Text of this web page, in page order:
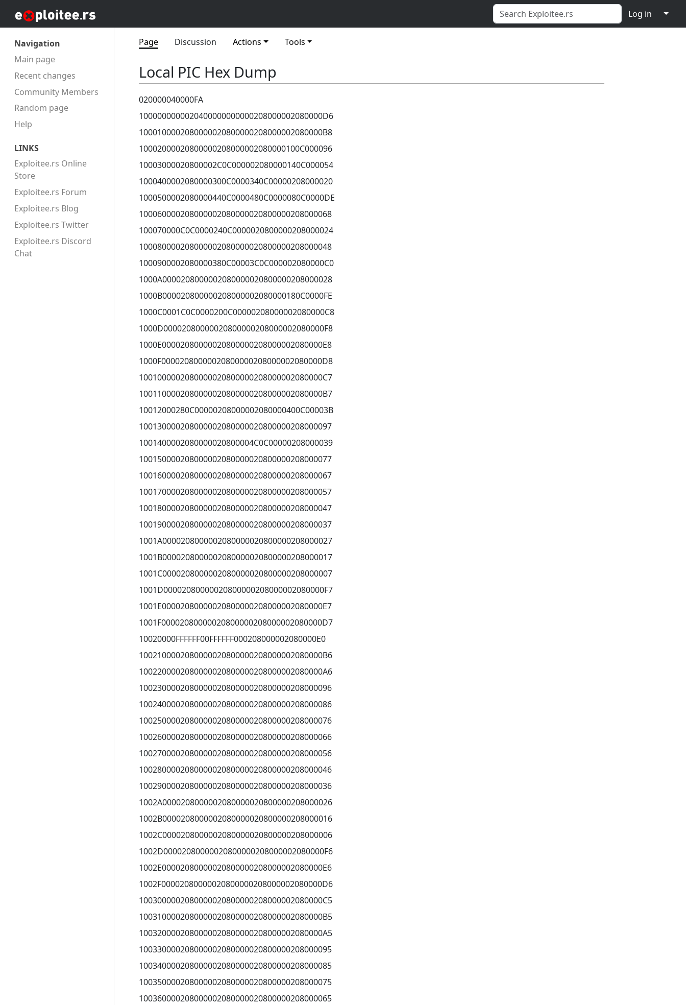
Log in ↓
Navigation
Main page
Recent changes
Community Members
Random page
Help
LINKS
Exploitee.rs Online
Store
Exploitee.rs Forum
Exploitee.rs Blog
Exploitee.rs Twitter
Exploitee.rs Discord
Chat
Page Discussion Actions Tools
Local PIC Hex Dump
020000040000FA
1000000000020400000000000208000002080000D6
1000100002080000020800000208000002080000B8
10002000020800000208000002080000100C000096
10003000020800002C0C000002080000140C000054
1000400002080000300C0000340C00000208000020
1000500002080000440C0000480C0000080C0000DE
100060000208000002080000020800000208000068
100070000C0C0000240C0000020800000208000024
100080000208000002080000020800000208000048
1000900002080000380C00003C0C000002080000C0
1000A0000208000002080000020800000208000028
1000B000020800000208000002080000180C0000FE
1000C0001C0C0000200C00000208000002080000C8
1000D00002080000020800000208000002080000F8
1000E00002080000020800000208000002080000E8
1000F00002080000020800000208000002080000D8
1001000002080000020800000208000002080000C7
1001100002080000020800000208000002080000B7
10012000280C00000208000002080000400C00003B
100130000208000002080000020800000208000097
1001400002080000020800004C0C00000208000039
100150000208000002080000020800000208000077
100160000208000002080000020800000208000067
100170000208000002080000020800000208000057
100180000208000002080000020800000208000047
100190000208000002080000020800000208000037
1001A0000208000002080000020800000208000027
1001B0000208000002080000020800000208000017
1001C0000208000002080000020800000208000007
1001D00002080000020800000208000002080000F7
1001E00002080000020800000208000002080000E7
1001F00002080000020800000208000002080000D7
10020000FFFFFF00FFFFFF000208000002080000E0
1002100002080000020800000208000002080000B6
1002200002080000020800000208000002080000A6
100230000208000002080000020800000208000096
100240000208000002080000020800000208000086
100250000208000002080000020800000208000076
100260000208000002080000020800000208000066
100270000208000002080000020800000208000056
100280000208000002080000020800000208000046
100290000208000002080000020800000208000036
1002A0000208000002080000020800000208000026
1002B0000208000002080000020800000208000016
1002C0000208000002080000020800000208000006
1002D00002080000020800000208000002080000F6
1002E00002080000020800000208000002080000E6
1002F00002080000020800000208000002080000D6
1003000002080000020800000208000002080000C5
1003100002080000020800000208000002080000B5
1003200002080000020800000208000002080000A5
100330000208000002080000020800000208000095
100340000208000002080000020800000208000085
100350000208000002080000020800000208000075
100360000208000002080000020800000208000065